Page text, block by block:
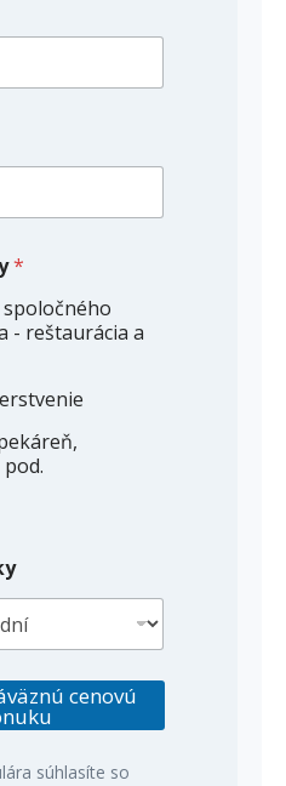
*
- reštaurácia a
cenovú
súhlasíte so